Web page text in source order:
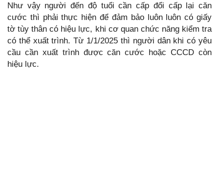
Như vậy người đến độ tuổi cần cấp đổi cấp lại căn
cước thì phải thực hiện để đảm bảo luôn luôn có giấy
tờ tùy thân có hiệu lực, khi cơ quan chức năng kiểm tra
có thể xuất trình. Từ 1/1/2025 thì người dân khi có yêu
cầu cần xuất trình được căn cước hoặc CCCD còn
hiệu lực.